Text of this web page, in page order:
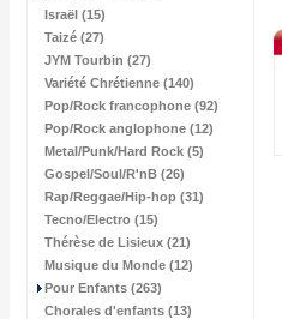
Israël (15)
Taizé (27)
JYM Tourbin (27)
Variété Chrétienne (140)
Pop/Rock francophone (92)
Pop/Rock anglophone (12)
Metal/Punk/Hard Rock (5)
Gospel/Soul/R'nB (26)
Rap/Reggae/Hip-hop (31)
Tecno/Electro (15)
Thérèse de Lisieux (21)
Musique du Monde (12)
Pour Enfants (263)
Chorales d'enfants (13)